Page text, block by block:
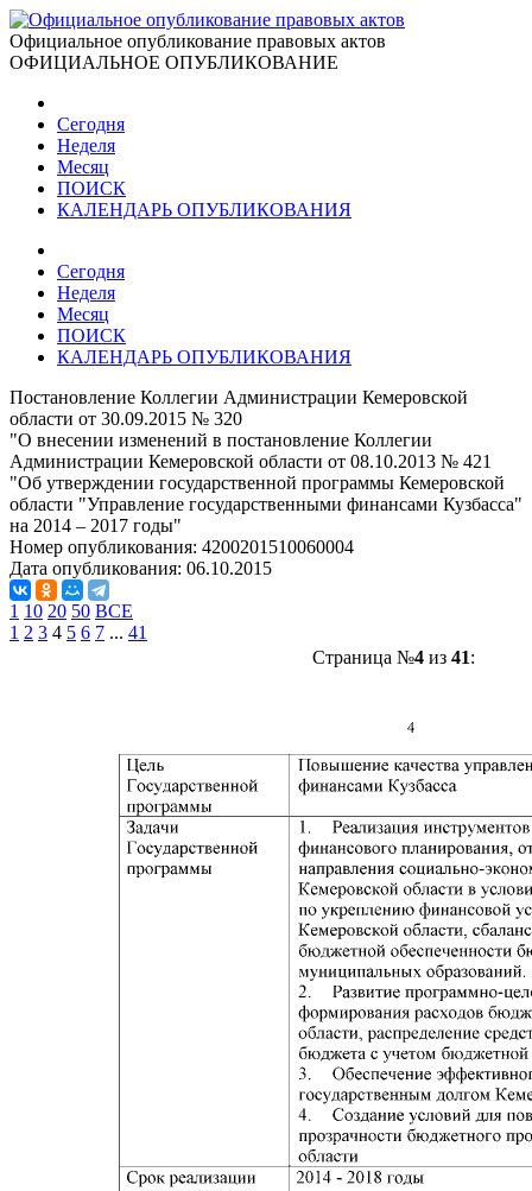
Официальное опубликование правовых актов
ОФИЦИАЛЬНОЕ ОПУБЛИКОВАНИЕ
Сегодня
Неделя
Месяц
ПОИСК
КАЛЕНДАРЬ ОПУБЛИКОВАНИЯ
Сегодня
Неделя
Месяц
ПОИСК
КАЛЕНДАРЬ ОПУБЛИКОВАНИЯ
Постановление Коллегии Администрации Кемеровской
области от 30.09.2015 № 320
"О внесении изменений в постановление Коллегии
Администрации Кемеровской области от 08.10.2013 № 421
"Об утверждении государственной программы Кемеровской
области "Управление государственными финансами Кузбасса"
на 2014 – 2017 годы"
Номер опубликования: 4200201510060004
Дата опубликования: 06.10.2015
1 10 20 50 ВСЕ
1 2 3 4 5 6 7 ... 41
Страница №4из 41: